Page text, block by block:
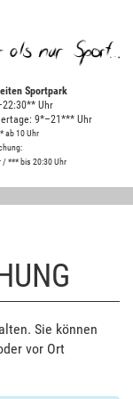
Sportpark
Uhr
9*–21*** Uhr
ab 10 Uhr
/ *** bis 20:30 Uhr
Sie können
vor Ort